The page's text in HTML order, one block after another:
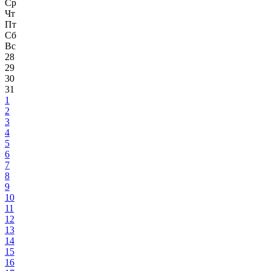
Ср
Чт
Пт
Сб
Вс
28
29
30
31
1
2
3
4
5
6
7
8
9
10
11
12
13
14
15
16